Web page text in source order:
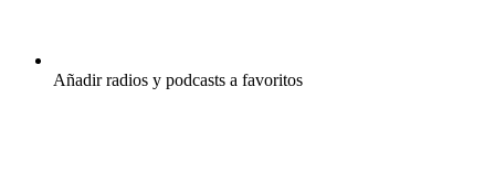
Añadir radios y podcasts a favoritos